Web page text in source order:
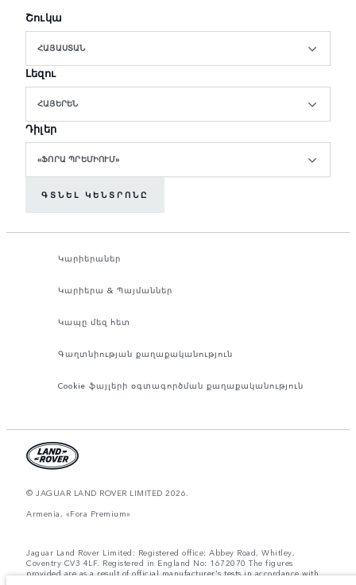
Շուկա
ՀԱՅԱՍՏԱՆ
Լեզու
ՀԱՅԵՐԵՆ
Դիլեր
«ՖՈՐԱ ՊՐԵՄԻՈՒՄ»
ԳՏՆԵԼ ԿԵՆՏՐՈՆԸ
Կարիերաներ
Կարիերա & Պայմաններ
Կապը մեզ հետ
Գաղտնիության քաղաքականություն
Cookie ֆայլերի օգտագործման քաղաքականություն
© JAGUAR LAND ROVER LIMITED 2026.
Armenia, «Fora Premium»
Jaguar Land Rover Limited: Registered office: Abbey Road, Whitley,
Coventry CV3 4LF. Registered in England No: 1672070 The figures
provided are as a result of official manufacturer's tests in accordance with